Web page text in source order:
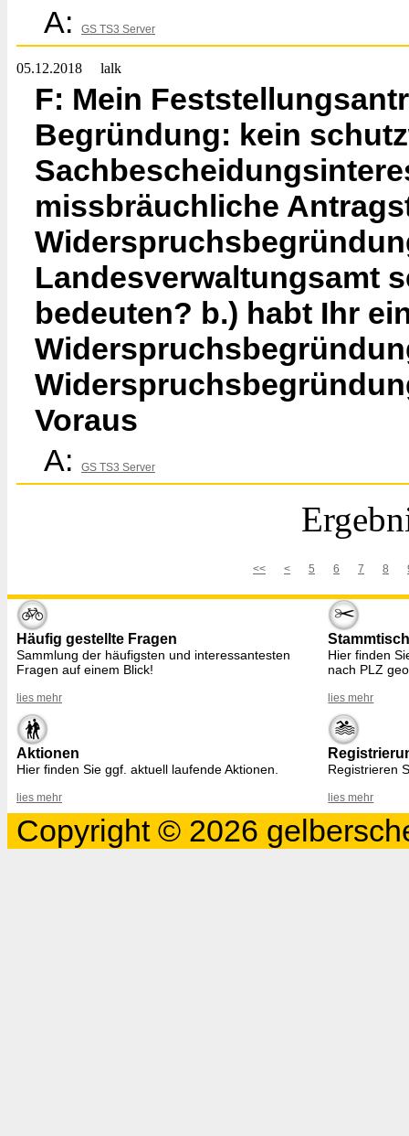
A:
GS TS3 Server
05.12.2018 lalk
F: Mein
Begründung: kein
missbräuchliche
Landesverwaltungsamt
bedeuten? b.) habt Ihr
Voraus
A:
GS TS3 Server
<< < 5 6 7 8
Häufig gestellte Fragen
Sammlung der häufigsten und interessantesten
Fragen auf einem Blick!
lies mehr
Hier finden
nach PLZ
lies mehr
Aktionen
Hier finden Sie ggf. aktuell laufende Aktionen.
lies mehr
Registrieren
lies mehr
Copyright © 2026